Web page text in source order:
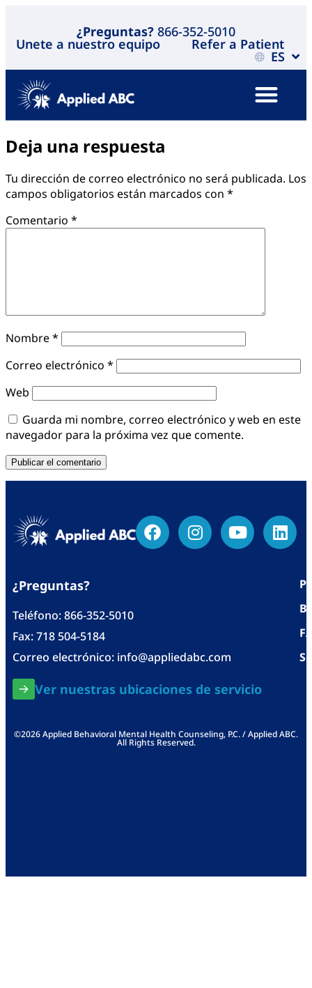
¿Preguntas? 866-352-5010
Unete a nuestro equipo Refer a Patient
ES
Deja una respuesta
Tu dirección de correo electrónico no será publicada. Los
campos obligatorios están marcados con *
Comentario *
Nombre*
Correo electrónico *
Web
Guarda mi nombre, correo electrónico y web en este
navegador para la próxima vez que comente.
¿Preguntas?
Teléfono:866-352-5010
Fax: 718 504-5184
Correo electrónico: info@appliedabc.com
Ver nuestras ubicaciones de servicio
©2026 Applied Behavioral Mental Health Counseling, P.C. / Applied ABC.
All Rights Reserved.